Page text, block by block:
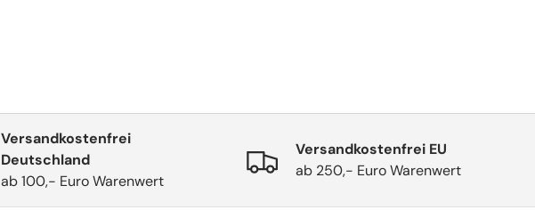
Versandkostenfrei
Deutschland
ab 100,- Euro Warenwert
Versandkostenfrei EU
ab 250,- Euro Warenwert